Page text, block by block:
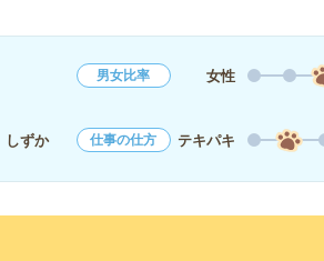
男女比率 女性
しずか 仕事の仕方 テキパキ